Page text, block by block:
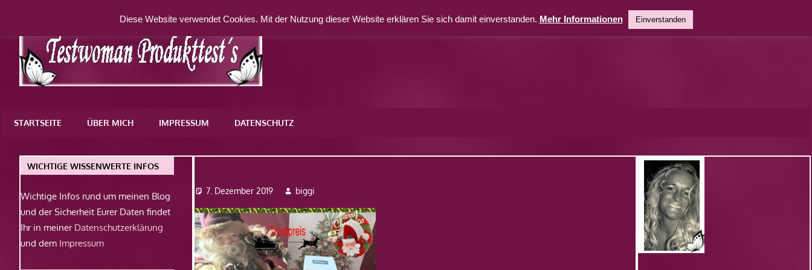
springen
WordPress-
STARTSEITE ÜBER MICH IMPRESSUM DATENSCHUTZ
7. Dezember 2019 biggi
WICHTIGE WISSENWERTE INFOS
Wichtige Infos rund um meinen Blog
und der Sicherheit Eurer Daten findet
Ihr in meiner Datenschutzerklärung
und dem Impressum
Diese Website verwendet Cookies. Mit der Nutzung dieser Website erklären Sie sich damit einverstanden. Mehr Informationen Einverstanden